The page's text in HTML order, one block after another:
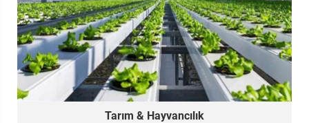
Tarım & Hayvancılık